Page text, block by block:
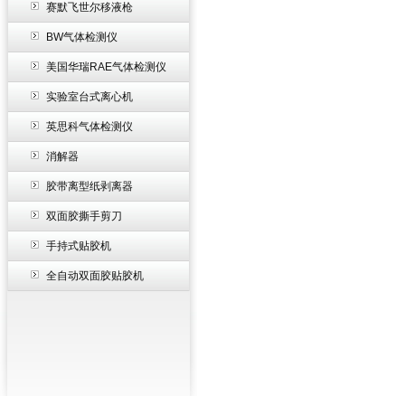
赛默飞世尔移液枪
BW气体检测仪
美国华瑞RAE气体检测仪
实验室台式离心机
英思科气体检测仪
消解器
胶带离型纸剥离器
双面胶撕手剪刀
手持式贴胶机
全自动双面胶贴胶机